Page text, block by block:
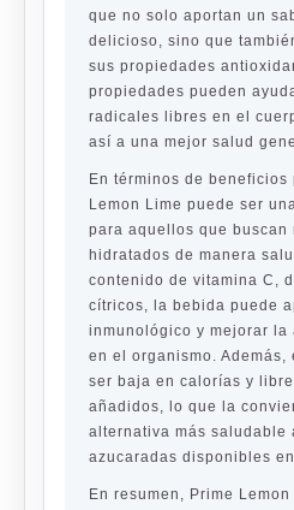
que no solo aportan un
delicioso, sino que
sus propiedades
propiedades pueden
radicales libres en el
así a una mejor salud
En términos de
Lemon Lime puede ser
para aquellos que buscan
hidratados de manera
contenido de vitamina C,
cítricos, la bebida puede
inmunológico y mejorar la
en el organismo. Además,
ser baja en calorías y
añadidos, lo que la
alternativa más saludable
azucaradas disponibles
En resumen, Prime